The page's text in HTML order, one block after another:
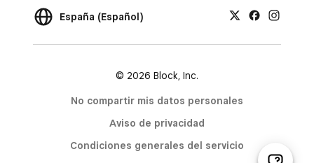
España (Español)
© 2026 Block, Inc.
No compartir mis datos personales
Aviso de privacidad
Condiciones generales del servicio